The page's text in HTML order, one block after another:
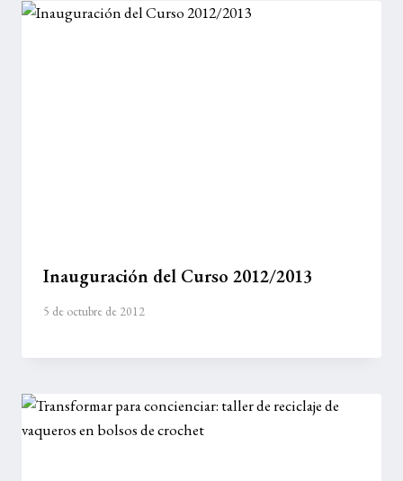
Inauguración del Curso 2012/2013
5 de octubre de 2012